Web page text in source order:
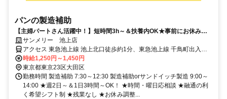
パンの製造補助
【主婦パートさん活躍中！】短時間3h～＆扶養内OK★事前にお休み申
請できるから家事・子育てとも両立◎
サンメリー 池上店
アクセス 東急池上線 池上北口徒歩約1分、東急池上線 千鳥町出入口2
徒歩約14分、東急池上線 蓮沼出入口2徒歩約14分
時給1,250円～1,450円
東京都東京23区大田区
勤務時間 製造補助 7:30～12:30 製造補助orサンドイッチ製造 9:00～
14:00 ★週2日～＆1日3時間～OK！ ★時間・曜日応相談 ★融通の利
く希望シフト制 ★残業なし ★お休み調整...